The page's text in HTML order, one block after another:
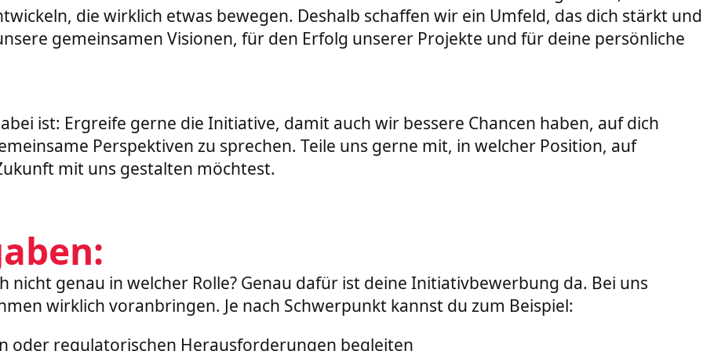
die wirklich etwas bewegen. Deshalb schaffen wir ein Umfeld, das dich stärkt und
gemeinsamen Visionen, für den Erfolg unserer Projekte und für deine persönliche
ist: Ergreife gerne die Initiative, damit auch wir bessere Chancen haben, auf dich
Perspektiven zu sprechen. Teile uns gerne mit, in welcher Position, auf
mit uns gestalten möchtest.
genau in welcher Rolle? Genau dafür ist deine Initiativbewerbung da. Bei uns
wirklich voranbringen. Je nach Schwerpunkt kannst du zum Beispiel:
oder regulatorischen Herausforderungen begleiten